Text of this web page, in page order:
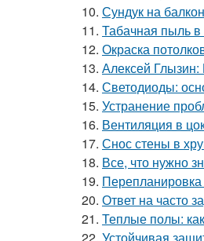
10. Сундук на
11. Табачная пыль в
12. Окраска
13. Алексей Глызин:
14. Светодиоды:
15. Устранение
16. Вентиляция в
17. Снос стены в
18. Все, что нужно
19.
20. Ответ на часто
21. Теплые полы: